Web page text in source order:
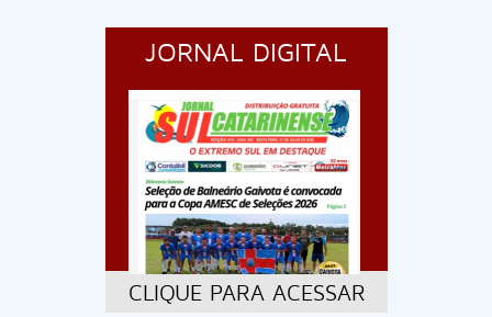
JORNAL DIGITAL
CLIQUE PARA ACESSAR